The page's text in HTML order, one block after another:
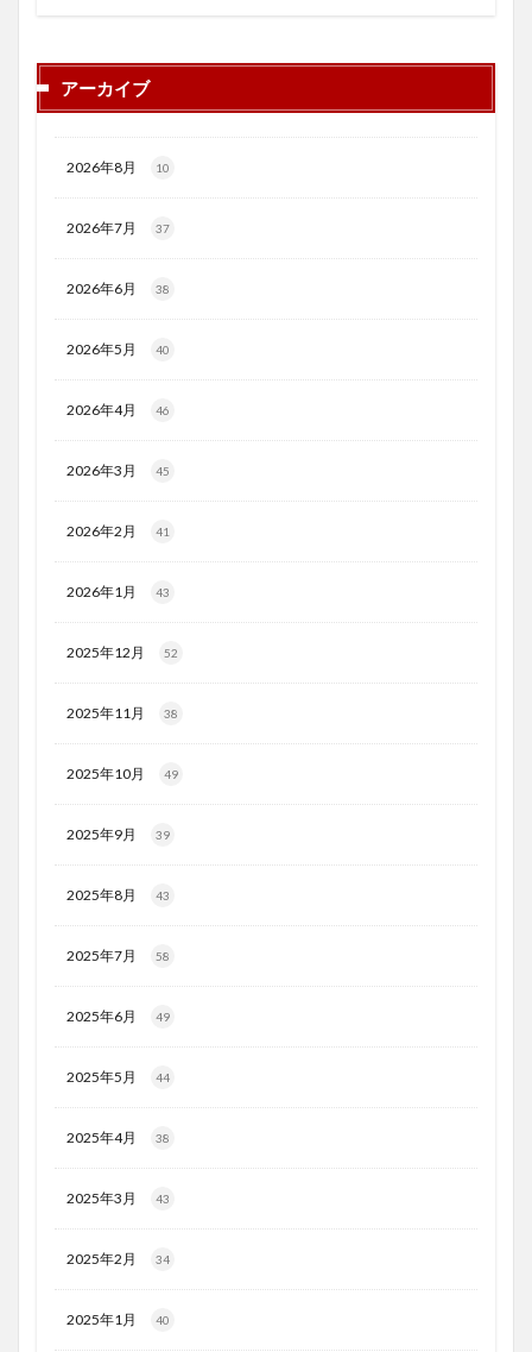
アーカイブ
2026年8月 10
2026年7月 37
2026年6月 38
2026年5月 40
2026年4月 46
2026年3月 45
2026年2月 41
2026年1月 43
2025年12月 52
2025年11月 38
2025年10月 49
2025年9月 39
2025年8月 43
2025年7月 58
2025年6月 49
2025年5月 44
2025年4月 38
2025年3月 43
2025年2月 34
2025年1月 40